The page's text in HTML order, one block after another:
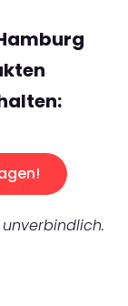
unverbindlich.